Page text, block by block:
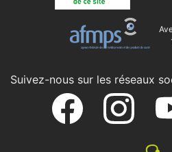
Suivez-nous sur les réseaux